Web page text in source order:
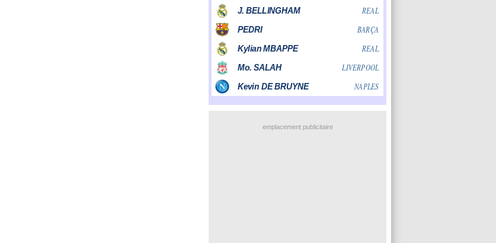
emplacement publicitaire